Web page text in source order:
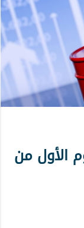
الأول من